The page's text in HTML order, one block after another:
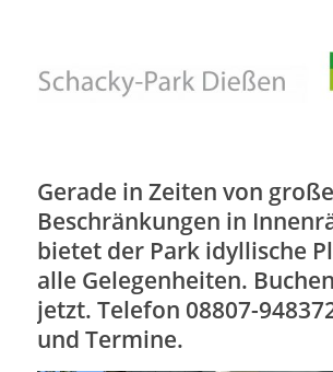
Gerade in Zeiten von
Beschränkungen in
bietet der Park idyllische
alle Gelegenheiten.
jetzt. Telefon 08807-
und Termine.